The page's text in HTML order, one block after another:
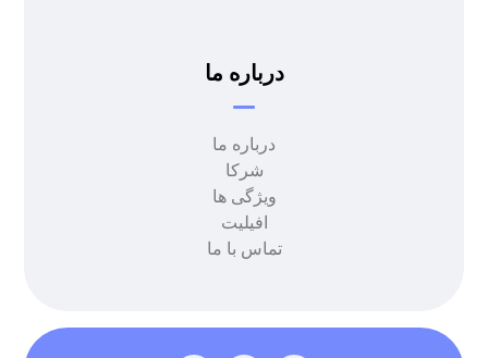
درباره ما
درباره ما
شرکا
ویژگی ها
افیلیت
تماس با ما